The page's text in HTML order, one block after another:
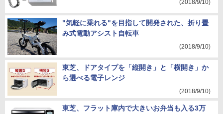
(2018/9/10)
"気軽に乗れる"を目指して開発された、折り畳
み式電動アシスト自転車
(2018/9/10)
東芝、ドアタイプを「縦開き」と「横開き」か
ら選べる電子レンジ
(2018/9/10)
東芝、フラット庫内で大きいお弁当も入る3万